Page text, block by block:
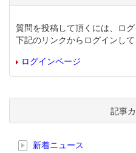
質問を投稿して頂くには、ログ
下記のリンクからログインして
ログインページ
記事
新着ニュース